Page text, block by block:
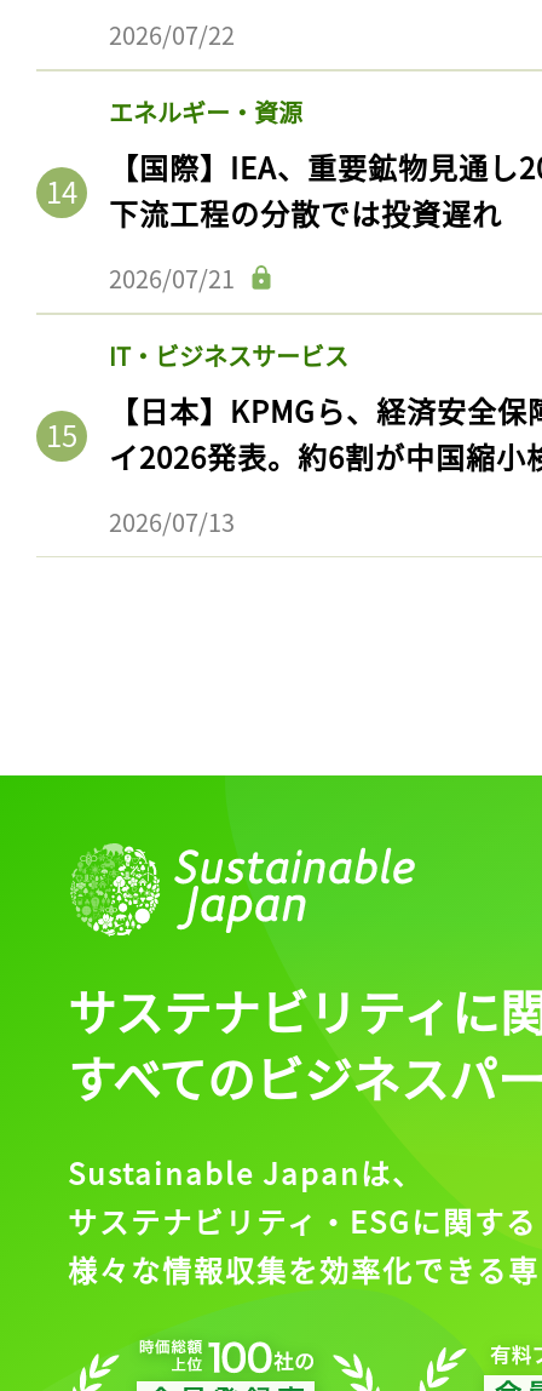
2026/07/22
エネルギー・資源
【国際】IEA、重要鉱物見通
下流工程の分散では投資遅れ
2026/07/21
IT・ビジネスサービス
【日本】KPMGら、経済安全
イ2026発表。約6割が中国縮小
2026/07/13
サステナビリティに
すべてのビジネスパ
Sustainable Japanは、
サステナビリティ・ESGに関する
様々な情報収集を効率化できる